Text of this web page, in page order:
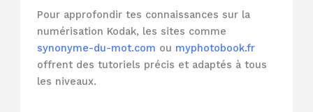
Pour approfondir tes connaissances sur la
numérisation Kodak, les sites comme
synonyme-du-mot.com ou myphotobook.fr
offrent des tutoriels précis et adaptés à tous
les niveaux.